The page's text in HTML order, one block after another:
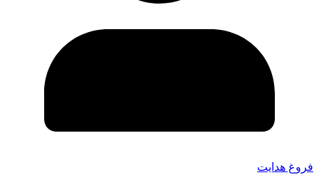
فروغ هدایت